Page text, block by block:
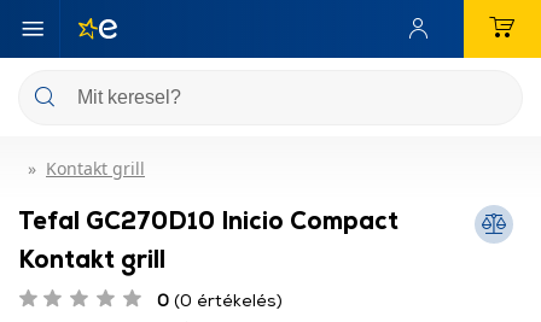
Kontakt grill
Tefal GC270D10 Inicio Compact
Kontakt grill
0 (0 értékelés)